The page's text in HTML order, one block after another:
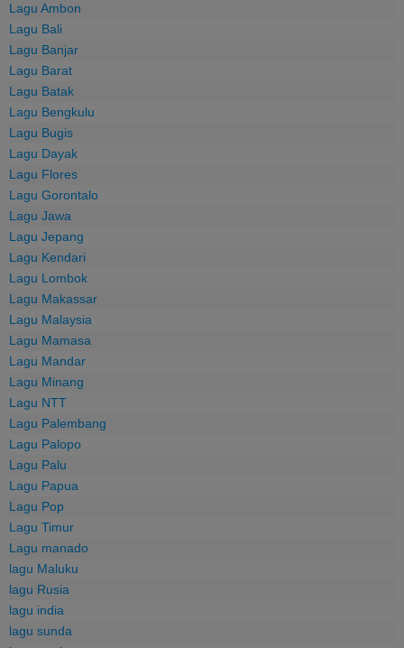
Lagu Ambon
Lagu Bali
Lagu Banjar
Lagu Barat
Lagu Batak
Lagu Bengkulu
Lagu Bugis
Lagu Dayak
Lagu Flores
Lagu Gorontalo
Lagu Jawa
Lagu Jepang
Lagu Kendari
Lagu Lombok
Lagu Makassar
Lagu Malaysia
Lagu Mamasa
Lagu Mandar
Lagu Minang
Lagu NTT
Lagu Palembang
Lagu Palopo
Lagu Palu
Lagu Papua
Lagu Pop
Lagu Timur
Lagu manado
lagu Maluku
lagu Rusia
lagu india
lagu sunda